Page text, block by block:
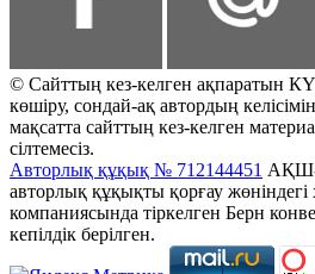
© Сайттың кез-келген ақпаратын
көшіру, сондай-ақ автордың
мақсатта сайттың кез-келген
сілтемесіз.
Авторлық құқық № 712144451 АҚШ-
авторлық құқықты қорғау
компаниясында тіркелген Берн
кепілдік берілген.